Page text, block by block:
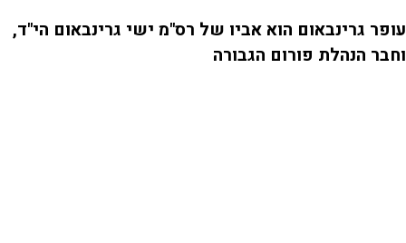
עופר גרינבאום הוא אביו של רס"מ ישי גרינבאום הי"ד,
וחבר הנהלת פורום הגבורה